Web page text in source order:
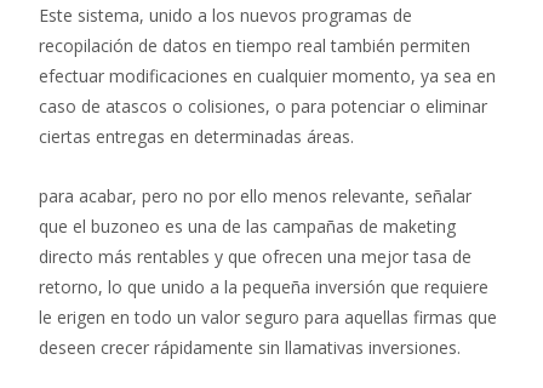
Este sistema, unido a los nuevos programas de
recopilación de datos en tiempo real también permiten
efectuar modificaciones en cualquier momento, ya sea en
caso de atascos o colisiones, o para potenciar o eliminar
ciertas entregas en determinadas áreas.
para acabar, pero no por ello menos relevante, señalar
que el buzoneo es una de las campañas de maketing
directo más rentables y que ofrecen una mejor tasa de
retorno, lo que unido a la pequeña inversión que requiere
le erigen en todo un valor seguro para aquellas firmas que
deseen crecer rápidamente sin llamativas inversiones.